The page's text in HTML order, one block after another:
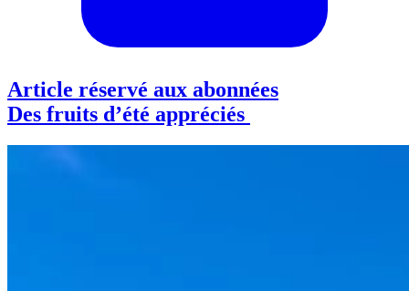
Article réservé aux abonnées
Des fruits d’été appréciés